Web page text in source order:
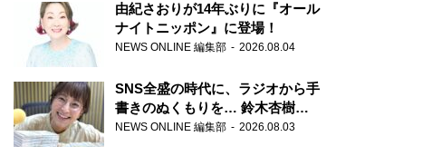
由紀さおりが14年ぶりに『オール
ナイトニッポン』に登場！
NEWS ONLINE 編集部 2026.08.04
SNS全盛の時代に、ラジオから手
書きのぬくもりを… 鈴木杏樹の
直筆はがきが届く！
NEWS ONLINE 編集部 2026.08.03